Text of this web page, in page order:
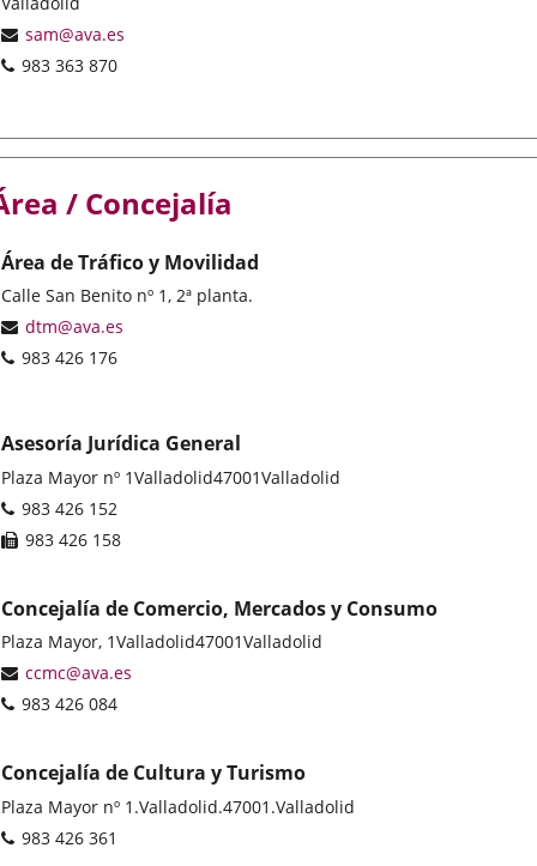
externa.
Email
sam@ava.es
Phones
983 363 870
/ Concejalía
Área de Tráfico y Movilidad
Postal
address
Calle San Benito nº 1, 2ª planta.
Email
dtm@ava.es
Phones
983 426 176
Asesoría Jurídica General
Postal
address
Plaza Mayor nº 1Valladolid47001Valladolid
Phones
983 426 152
Fax
983 426 158
Concejalía de Comercio, Mercados y Consumo
Postal
address
Plaza Mayor, 1Valladolid47001Valladolid
Email
ccmc@ava.es
Phones
983 426 084
Concejalía de Cultura y Turismo
Postal
address
Plaza Mayor nº 1.Valladolid.47001.Valladolid
Phones
983 426 361